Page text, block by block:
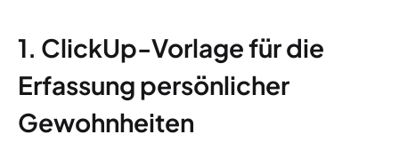
1. ClickUp-Vorlage für die
Erfassung persönlicher
Gewohnheiten